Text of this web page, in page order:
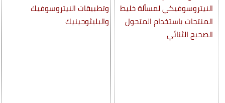
النيتروسوفيكي لمسألة خليط
المنتجات باستخدام المتحول
الصحيح الثنائي
وتطبيقات النيتروسوفيك
والبليثوجينيك